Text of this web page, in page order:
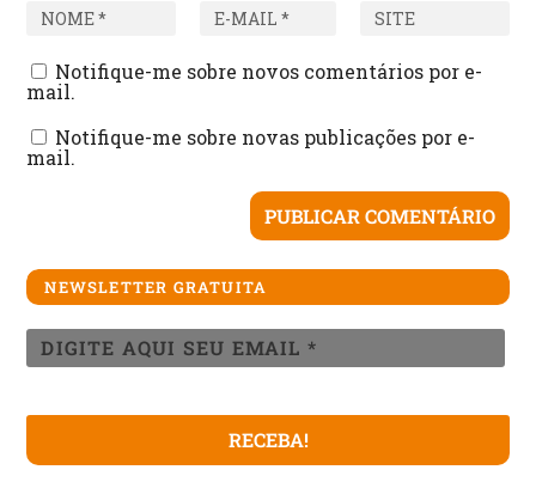
Notifique-me sobre novos comentários por e-
mail.
Notifique-me sobre novas publicações por e-
mail.
NEWSLETTER GRATUITA